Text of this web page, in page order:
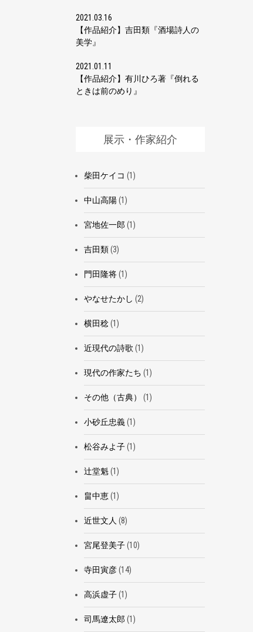
2021.03.16
【作品紹介】吉田類『酒場詩人の
美学』
2021.01.11
【作品紹介】有川ひろ著『倒れる
ときは前のめり』
展示・作家紹介
柴田ケイコ (1)
中山高陽(1)
宮地佐一郎 (1)
吉田類(3)
門田隆将(1)
やなせたかし (2)
横田稔(1)
近現代の詩歌 (1)
現代の作家たち (1)
その他（古典） (1)
小砂丘忠義(1)
松谷みよ子(1)
辻堂魁(1)
畠中恵(1)
近世文人 (8)
宮尾登美子(10)
寺田寅彦(14)
高浜虚子(1)
司馬遼太郎 (1)